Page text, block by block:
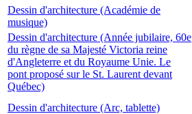
Dessin d'architecture (Académie de
musique)
Dessin d'architecture (Année jubilaire, 60e
du règne de sa Majesté Victoria reine
d'Angleterre et du Royaume Unie. Le
pont proposé sur le St. Laurent devant
Québec)
Dessin d'architecture (Arc, tablette)